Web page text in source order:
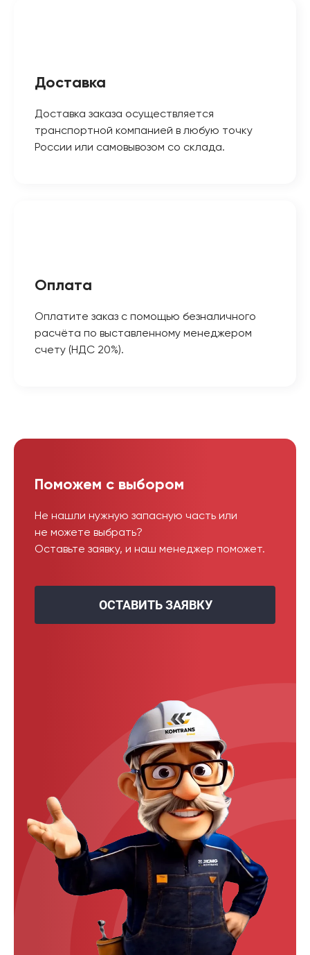
Доставка
Доставка заказа осуществляется
транспортной компанией в любую точку
России или самовывозом со склада.
Оплата
Оплатите заказ с помощью безналичного
расчёта по выставленному менеджером
счету (НДС 20%).
Поможем с выбором
Не нашли нужную запасную часть или
не можете выбрать?
Оставьте заявку, и наш менеджер поможет.
ОСТАВИТЬ ЗАЯВКУ